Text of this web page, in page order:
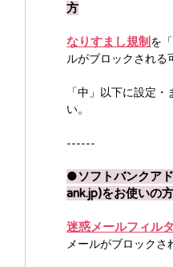
方
なりすまし規制 を
ルがブロックされる
「中」以下に設定
い。
------
●ソフトバンクア
ank.jp)をお使いの方
迷惑メールフィルタ
メールがブロックさ